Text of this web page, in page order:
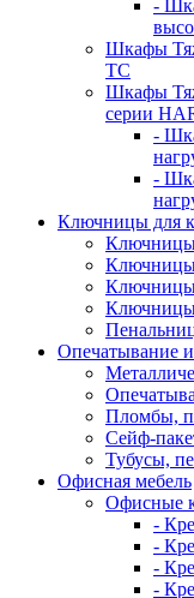
-
Шкафы
TC
Шкафы
серии
-
-
Ключницы для
Ключницы
Ключницы
Опечатывание
Пломбы,
Сейф-
Тубусы,
Офисная мебель
Офисные
-
-
-
-